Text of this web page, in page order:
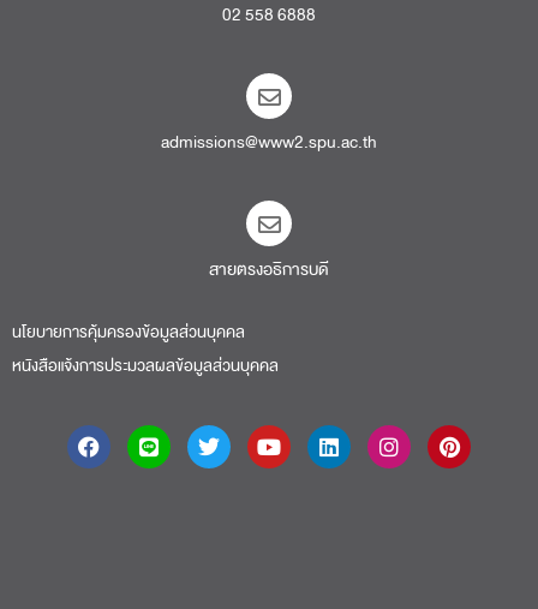
02 558 6888
admissions@www2.spu.ac.th
สายตรงอธิการบดี​
นโยบายการคุ้มครองข้อมูลส่วนบุคคล
หนังสือแจ้งการประมวลผลข้อมูลส่วนบุคคล